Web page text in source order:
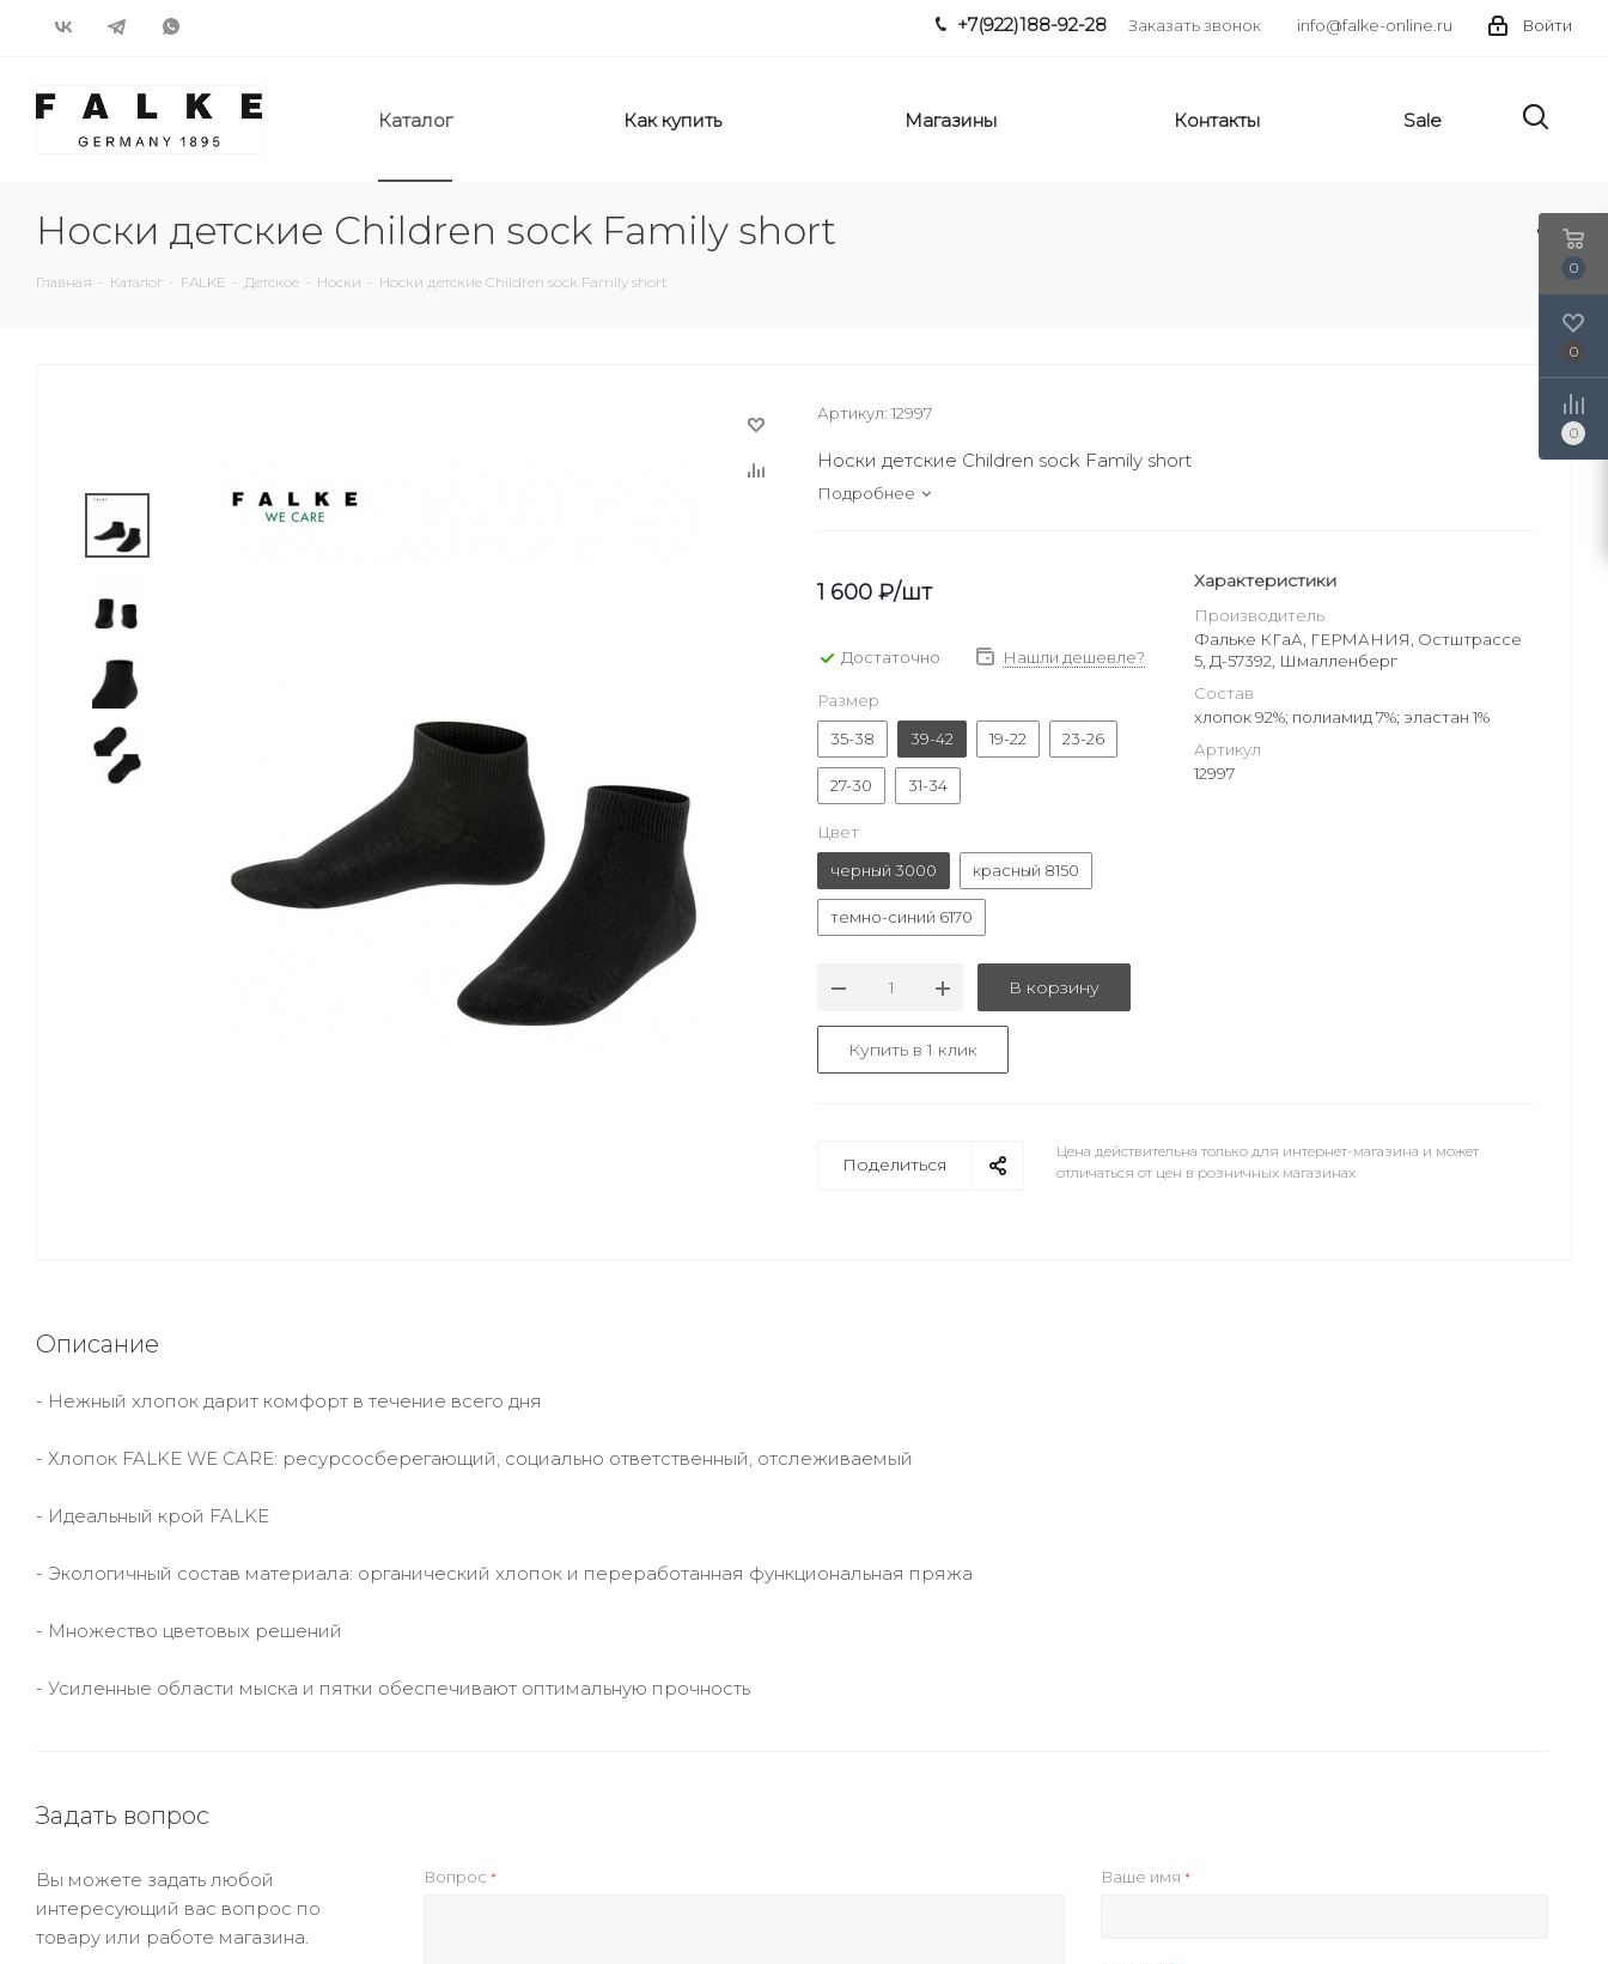
Войти
info@falke-online.ru
+7(922)188-92-28 Заказать звонок
Каталог Как купить Магазины Контакты Sale
Носки детские Children sock Family short
Главная - Каталог - FALKE - Детское - Носки - Носки детские Children sock Family short
Артикул: 12997
Носки детские Children sock Family short
Подробнее
1 600 ₽/шт
Достаточно Нашли дешевле?
Размер
35-38
39-42 19-22 23-26
27-30 31-34
Цвет
черный 3000
красный 8150
темно-синий 6170
В корзину
Купить в 1 клик
Характеристики
Производитель
Фальке КГаА, ГЕРМАНИЯ, Остштрассе
5, Д-57392, Шмалленберг
Состав
хлопок 92%; полиамид 7%; эластан 1%
Артикул
12997
Поделиться
Цена действительна только для интернет-магазина и может
отличаться от цен в розничных магазинах
Описание
- Нежный хлопок дарит комфорт в течение всего дня
- Хлопок FALKE WE CARE: ресурсосберегающий, социально ответственный, отслеживаемый
- Идеальный крой FALKE
- Экологичный состав материала: органический хлопок и переработанная функциональная пряжа
- Множество цветовых решений
- Усиленные области мыска и пятки обеспечивают оптимальную прочность
Задать вопрос
Вы можете задать любой
интересующий вас вопрос по
товару или работе магазина.
Вопрос * Ваше имя *
0
0
0